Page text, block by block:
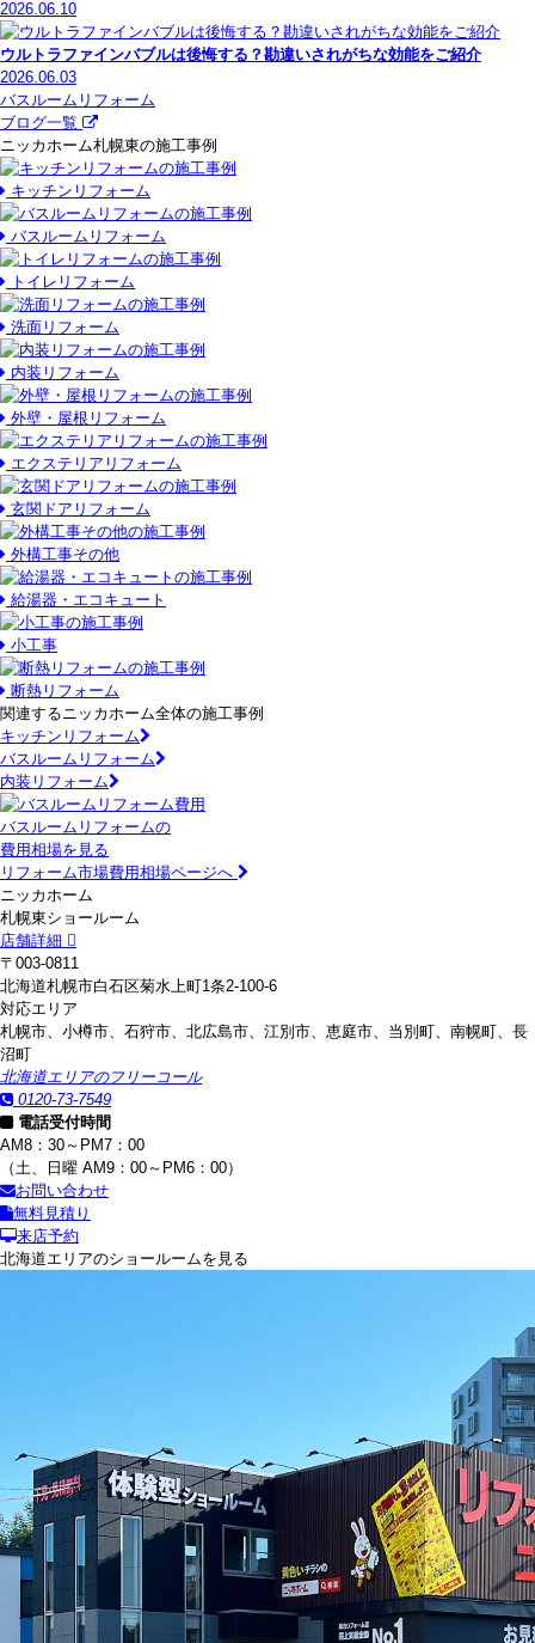
2026.06.10
ウルトラファインバブルは後悔する？勘違いされがちな効能をご紹介
2026.06.03
バスルームリフォーム
ブログ一覧
ニッカホーム札幌東の施工事例
キッチンリフォーム
バスルームリフォーム
トイレリフォーム
洗面リフォーム
内装リフォーム
外壁・屋根リフォーム
エクステリアリフォーム
玄関ドアリフォーム
外構工事その他
給湯器・エコキュート
小工事
断熱リフォーム
関連するニッカホーム全体の施工事例
キッチンリフォーム
バスルームリフォーム
内装リフォーム
バスルームリフォームの
費用相場を見る
リフォーム市場費用相場ページへ
ニッカホーム
札幌東ショールーム
店舗詳細
〒003-0811
北海道札幌市白石区菊水上町1条2-100-6
対応エリア
札幌市、小樽市、石狩市、北広島市、江別市、恵庭市、当別町、南幌町、長
沼町
北海道エリアのフリーコール
0120-73-7549
電話受付時間
AM8：30～PM7：00
（土、日曜 AM9：00～PM6：00）
お問い合わせ
無料見積り
来店予約
北海道エリアのショールームを見る